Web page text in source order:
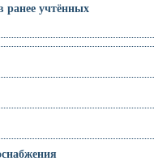
ранее учтённых